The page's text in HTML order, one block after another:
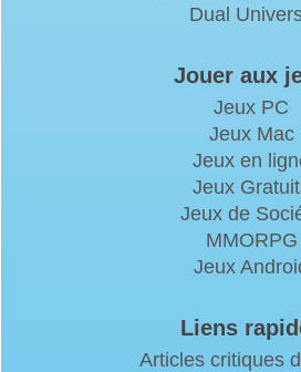
Dual
Jouer aux
Jeux PC
Jeux Mac
Jeux en
Jeux
Jeux de
MMORPG
Jeux
Liens
Articles critiques